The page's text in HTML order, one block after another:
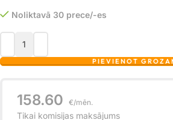
Noliktavā 30 prece/-es
PIEVIENOT